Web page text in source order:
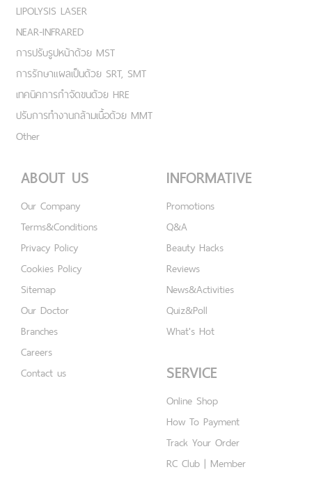
LIPOLYSIS LASER
NEAR-INFRARED
การปรับรูปหน้าด้วย MST
การรักษาแผลเป็นด้วย SRT, SMT
เทคนิคการกำจัดขนด้วย HRE
ปรับการทำงานกล้ามเนื้อด้วย MMT
Other
ABOUT US
Our Company
Terms&Conditions
Privacy Policy
Cookies Policy
Sitemap
Our Doctor
Branches
Careers
Contact us
INFORMATIVE
Promotions
Q&A
Beauty Hacks
Reviews
News&Activities
Quiz&Poll
What's Hot
SERVICE
Online Shop
How To Payment
Track Your Order
RC Club | Member